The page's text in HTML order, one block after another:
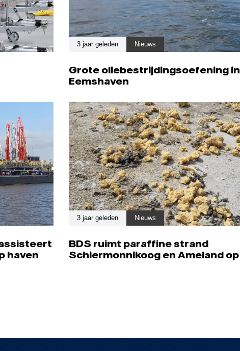
3 jaar geleden Nieuws
Grote oliebestrijdingsoefening in
Eemshaven
haven
3 jaar geleden Nieuws
BDS ruimt paraffine strand
Schiermonnikoog en Ameland op